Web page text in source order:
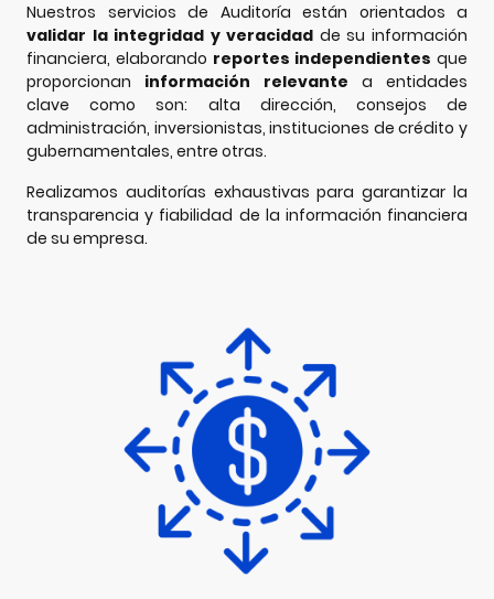
Nuestros servicios de Auditoría están orientados a
validar la integridad y veracidad de su información
financiera, elaborando reportes independientes que
proporcionan información relevante a entidades
clave como son: alta dirección, consejos de
administración, inversionistas, instituciones de crédito y
gubernamentales, entre otras.
Realizamos auditorías exhaustivas para garantizar la
transparencia y fiabilidad de la información financiera
de su empresa.